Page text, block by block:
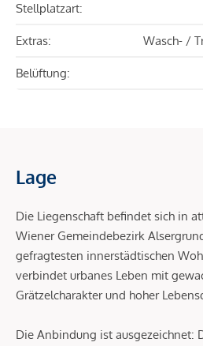
Stellplatzart:
Extras: Wasch- /
Belüftung:
Lage
Die Liegenschaft befindet sich in
Wiener Gemeindebezirk
gefragtesten innerstädtischen
verbindet urbanes Leben mit
Grätzelcharakter und hoher
Die Anbindung ist ausgezeichnet: